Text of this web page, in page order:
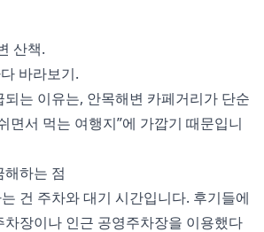
산책.
바라보기.
는 이유는, 안목해변 카페거리가 단순
면서 먹는 여행지”에 가깝기 때문입니
해하는 점
건 주차와 대기 시간입니다. 후기들에
장이나 인근 공영주차장을 이용했다